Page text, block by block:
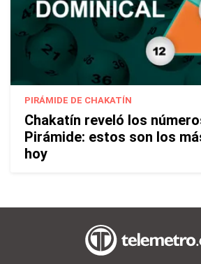
PIRÁMIDE DE CHAKATÍN
Chakatín reveló los
Pirámide: estos son los
hoy